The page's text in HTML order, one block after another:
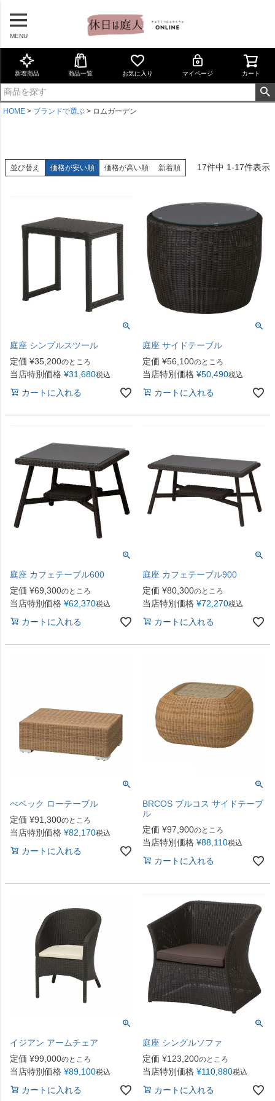
MENU
新着商品 商品一覧 お気に入り マイページ カート
HOME ブランドで選ぶ ロムガーデン
並び替え 価格が安い順 価格が高い順 新着順 17件中 1-17件表示
庭座 シンプルスツール
定価 ¥35,200のところ
当店特別価格 ¥31,680税込
カートに入れる
庭座 サイドテーブル
定価 ¥56,100のところ
当店特別価格 ¥50,490税込
カートに入れる
庭座 カフェテーブル600
定価 ¥69,300のところ
当店特別価格 ¥62,370税込
カートに入れる
庭座 カフェテーブル900
定価 ¥80,300のところ
当店特別価格 ¥72,270税込
カートに入れる
べベック ローテーブル
定価 ¥91,300のところ
当店特別価格 ¥82,170税込
カートに入れる
BRCOS ブルコス サイドテーブ
ル
定価 ¥97,900のところ
当店特別価格 ¥88,110税込
カートに入れる
イジアン アームチェア
定価 ¥99,000のところ
当店特別価格 ¥89,100税込
カートに入れる
庭座 シングルソファ
定価 ¥123,200のところ
当店特別価格 ¥110,880税込
カートに入れる